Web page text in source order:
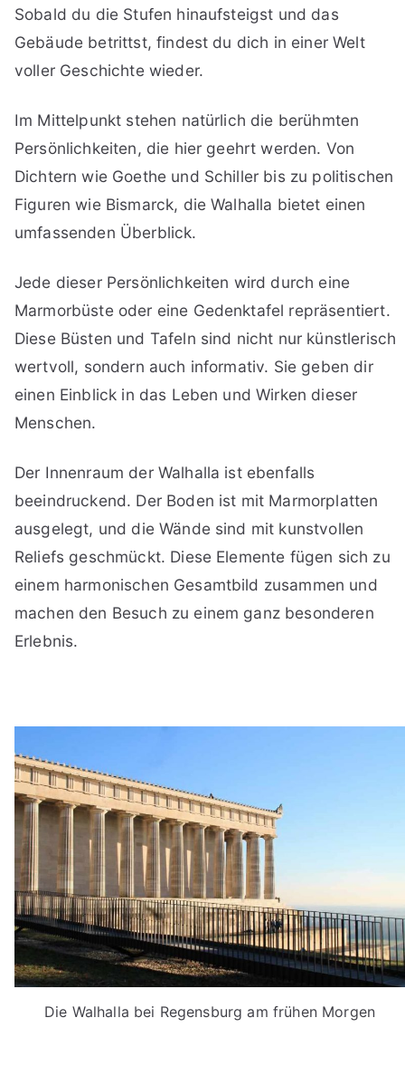
Sobald du die Stufen hinaufsteigst und das
Gebäude betrittst, findest du dich in einer Welt
voller Geschichte wieder.
Im Mittelpunkt stehen natürlich die berühmten
Persönlichkeiten, die hier geehrt werden. Von
Dichtern wie Goethe und Schiller bis zu politischen
Figuren wie Bismarck, die Walhalla bietet einen
umfassenden Überblick.
Jede dieser Persönlichkeiten wird durch eine
Marmorbüste oder eine Gedenktafel repräsentiert.
Diese Büsten und Tafeln sind nicht nur künstlerisch
wertvoll, sondern auch informativ. Sie geben dir
einen Einblick in das Leben und Wirken dieser
Menschen.
Der Innenraum der Walhalla ist ebenfalls
beeindruckend. Der Boden ist mit Marmorplatten
ausgelegt, und die Wände sind mit kunstvollen
Reliefs geschmückt. Diese Elemente fügen sich zu
einem harmonischen Gesamtbild zusammen und
machen den Besuch zu einem ganz besonderen
Erlebnis.
Die Walhalla bei Regensburg am frühen Morgen